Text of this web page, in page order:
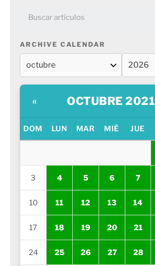
ARCHIVE CALENDAR
« OCTUBRE 2021
DOM LUN MAR MIÉ JUE
3 4 5 6 7
10 11 12 13 14
17 18 19 20 21
24 25 26 27 28